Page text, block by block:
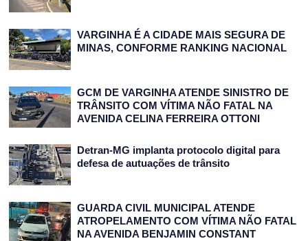
VARGINHA É A CIDADE MAIS SEGURA DE
MINAS, CONFORME RANKING NACIONAL
GCM DE VARGINHA ATENDE SINISTRO DE
TRÂNSITO COM VÍTIMA NÃO FATAL NA
AVENIDA CELINA FERREIRA OTTONI
Detran-MG implanta protocolo digital para
defesa de autuações de trânsito
GUARDA CIVIL MUNICIPAL ATENDE
ATROPELAMENTO COM VÍTIMA NÃO FATAL
NA AVENIDA BENJAMIN CONSTANT